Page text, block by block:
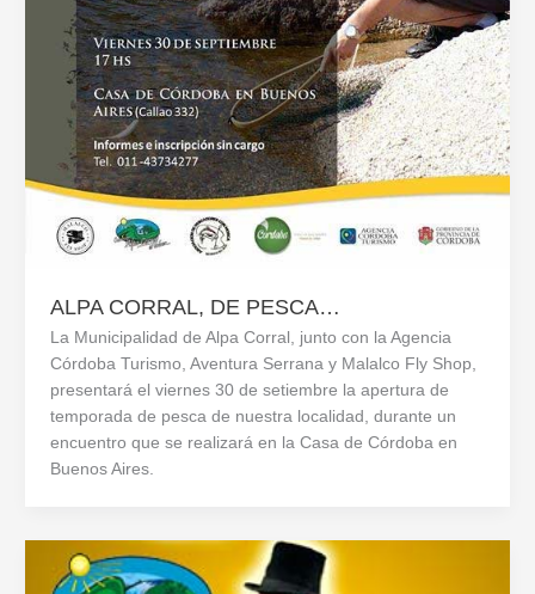
ALPA CORRAL, DE PESCA…
La Municipalidad de Alpa Corral, junto con la Agencia
Córdoba Turismo, Aventura Serrana y Malalco Fly Shop,
presentará el viernes 30 de setiembre la apertura de
temporada de pesca de nuestra localidad, durante un
encuentro que se realizará en la Casa de Córdoba en
Buenos Aires.